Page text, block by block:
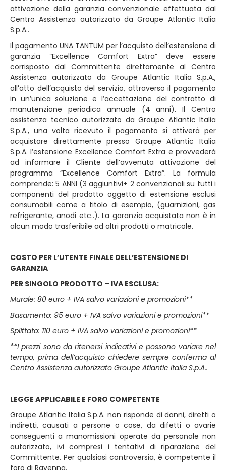
attivazione della garanzia convenzionale effettuata dal
Centro Assistenza autorizzato da Groupe Atlantic Italia
S.p.A..
Il pagamento UNA TANTUM per l’acquisto dell’estensione di
garanzia “Excellence Comfort Extra” deve essere
corrisposto dal Committente direttamente al Centro
Assistenza autorizzato da Groupe Atlantic Italia S.p.A.,
all’atto dell’acquisto del servizio, attraverso il pagamento
in un’unica soluzione e l’accettazione del contratto di
manutenzione periodica annuale (4 anni). Il Centro
assistenza tecnico autorizzato da Groupe Atlantic Italia
S.p.A., una volta ricevuto il pagamento si attiverà per
acquistare direttamente presso Groupe Atlantic Italia
S.p.A. l’estensione Excellence Comfort Extra e provvederà
ad informare il Cliente dell’avvenuta attivazione del
programma “Excellence Comfort Extra”. La formula
comprende: 5 ANNI (3 aggiuntivi+ 2 convenzionali su tutti i
componenti del prodotto oggetto di estensione esclusi
consumabili come a titolo di esempio, (guarnizioni, gas
refrigerante, anodi etc..). La garanzia acquistata non è in
alcun modo trasferibile ad altri prodotti o matricole.
COSTO PER L’UTENTE FINALE DELL’ESTENSIONE DI
GARANZIA
PER SINGOLO PRODOTTO – IVA ESCLUSA:
Murale: 80 euro + IVA salvo variazioni e promozioni**
Basamento: 95 euro + IVA salvo variazioni e promozioni**
Splittato: 110 euro + IVA salvo variazioni e promozioni**
**I prezzi sono da ritenersi indicativi e possono variare nel
tempo, prima dell’acquisto chiedere sempre conferma al
Centro Assistenza autorizzato Groupe Atlantic Italia S.p.A..
LEGGE APPLICABILE E FORO COMPETENTE
Groupe Atlantic Italia S.p.A. non risponde di danni, diretti o
indiretti, causati a persone o cose, da difetti o avarie
conseguenti a manomissioni operate da personale non
autorizzato, ivi compresi i tentativi di riparazione del
Committente. Per qualsiasi controversia, è competente il
foro di Ravenna.